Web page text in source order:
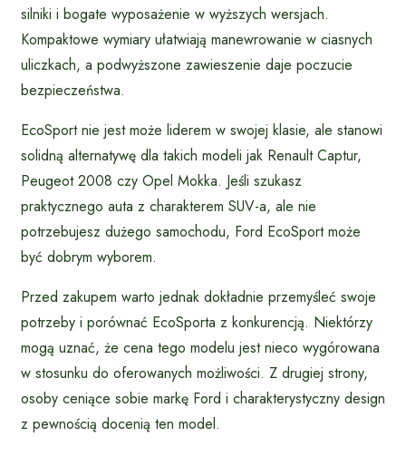
silniki i bogate wyposażenie w wyższych wersjach.
Kompaktowe wymiary ułatwiają manewrowanie w ciasnych
uliczkach, a podwyższone zawieszenie daje poczucie
bezpieczeństwa.
EcoSport nie jest może liderem w swojej klasie, ale stanowi
solidną alternatywę dla takich modeli jak Renault Captur,
Peugeot 2008 czy Opel Mokka. Jeśli szukasz
praktycznego auta z charakterem SUV-a, ale nie
potrzebujesz dużego samochodu, Ford EcoSport może
być dobrym wyborem.
Przed zakupem warto jednak dokładnie przemyśleć swoje
potrzeby i porównać EcoSporta z konkurencją. Niektórzy
mogą uznać, że cena tego modelu jest nieco wygórowana
w stosunku do oferowanych możliwości. Z drugiej strony,
osoby ceniące sobie markę Ford i charakterystyczny design
z pewnością docenią ten model.